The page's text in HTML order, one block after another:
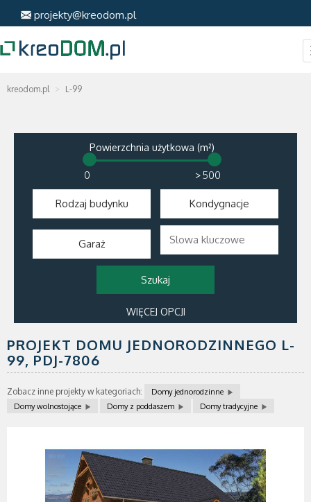
projekty@kreodom.pl
kreodom.pl L-99
Powierzchnia użytkowa (m²)
>
Rodzaj budynku Kondygnacje
Garaż
WIĘCEJ OPCJI
PROJEKT DOMU JEDNORODZINNEGO L-
99, PDJ-7806
Zobacz inne projekty w kategoriach:
Domy jednorodzinne
Domy wolnostojące
Domy z poddaszem Domy tradycyjne